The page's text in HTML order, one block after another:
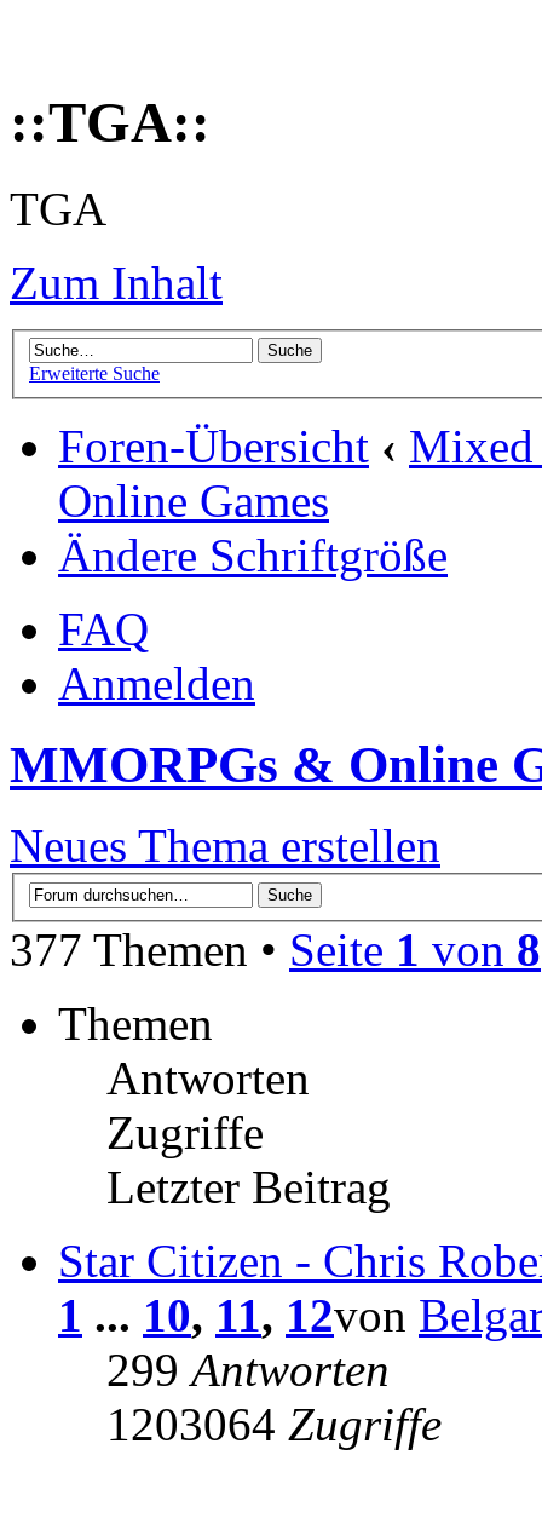
::TGA::
TGA
Zum Inhalt
Erweiterte Suche
Foren-Übersicht ‹ Mixed
Online Games
Ändere Schriftgröße
FAQ
Anmelden
MMORPGs & Online
Neues Thema erstellen
377 Themen • Seite 1 von 8
Themen
Antworten
Zugriffe
Letzter Beitrag
Star Citizen - Chris
1 ... 10, 11, 12von
299Antworten
1203064 Zugriffe